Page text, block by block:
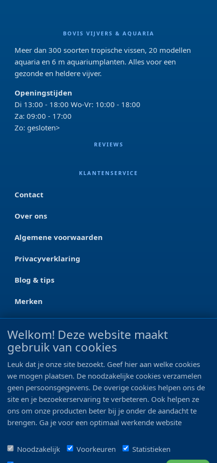
BOVIS VIJVERS & AQUARIA
Meer dan 300 soorten tropische vissen, 20 modellen
aquaria en 6 m aquariumplanten. Alles voor een
gezonde en heldere vijver.
Openingstijden
Di 13:00 - 18:00 Wo-Vr: 10:00 - 18:00
Za: 09:00 - 17:00
Zo: gesloten>
REVIEWS
KLANTENSERVICE
Contact
Over ons
Algemene voorwaarden
Privacyverklaring
Blog & tips
Merken
CONTACT
Ootmarsumseweg 125a
0546 - 622 990
06 - 11 19 81 42
info@bo-vis.nl
Welkom! Deze website maakt
gebruik van cookies
Leuk dat je onze site bezoekt. Geef hier aan welke cookies
we mogen plaatsen. De noodzakelijke cookies verzamelen
geen persoonsgegevens. De overige cookies helpen ons de
site en je bezoekerservaring te verbeteren. Ook helpen ze
ons om onze producten beter bij je onder de aandacht te
brengen. Ga je voor een optimaal werkende website
Noodzakelijk
Voorkeuren
Statistieken